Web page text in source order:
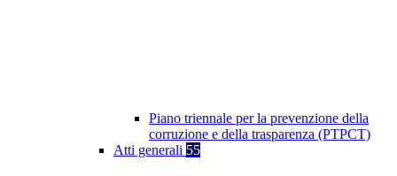
Piano triennale per la prevenzione della
corruzione e della trasparenza (PTPCT)
Atti generali 55